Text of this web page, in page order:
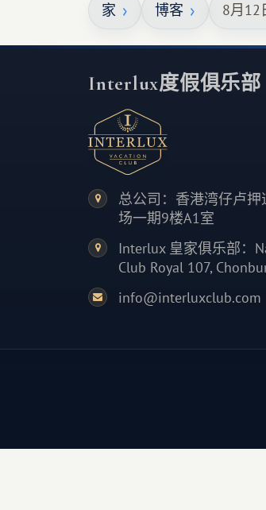
家 博客 8月12
Interlux度假俱乐部
总公司：香港湾仔卢
场一期9楼A1室
Interlux 皇家俱乐部：
Club Royal 107,
info@interluxclub.com